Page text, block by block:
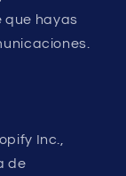
que hayas
Inc.,
de